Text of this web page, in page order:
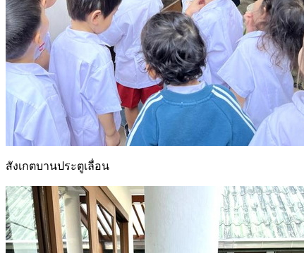
สังเกตบานประตูเลื่อน